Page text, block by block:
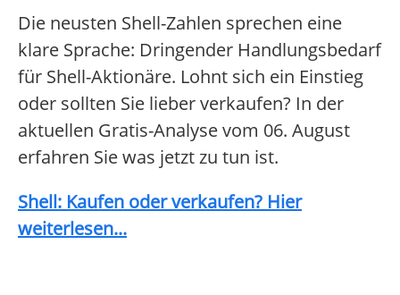
Die neusten Shell-Zahlen sprechen eine
klare Sprache: Dringender Handlungsbedarf
für Shell-Aktionäre. Lohnt sich ein Einstieg
oder sollten Sie lieber verkaufen? In der
aktuellen Gratis-Analyse vom 06. August
erfahren Sie was jetzt zu tun ist.
Shell: Kaufen oder verkaufen? Hier
weiterlesen...